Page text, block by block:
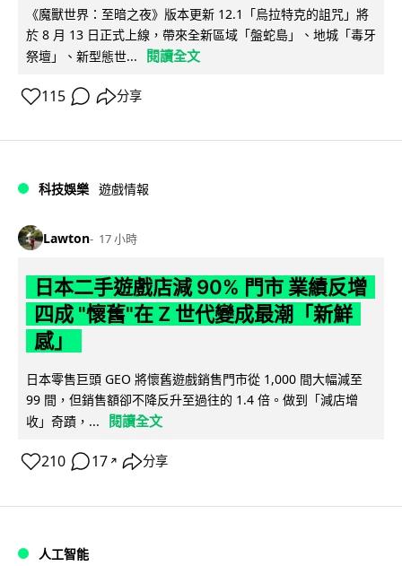
《魔獸世界：至暗之夜》版本更新 12.1「烏拉特克的詛咒」將
於 8 月 13 日正式上線，帶來全新區域「盤蛇島」、地城「毒牙
祭壇」、新型態世...
閱讀全文
115 分享
科技娛樂 遊戲情報
Lawton 17 小時
日本二手遊戲店減 90% 門市 業績反增
四成 "懷舊"在 Z 世代變成最潮「新鮮
感」
日本零售巨頭 GEO 將懷舊遊戲銷售門市從 1,000 間大幅減至
99 間，但銷售額卻不降反升至過往的 1.4 倍。做到「減店增
收」奇蹟，...
閱讀全文
210 17 ↗ 分享
人工智能